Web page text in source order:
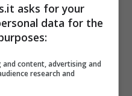
7 e attaccante
. Nel 2025/26ha
in Saudi Pro
che lo vedo in
asks for your
data for the
content, advertising and
research and